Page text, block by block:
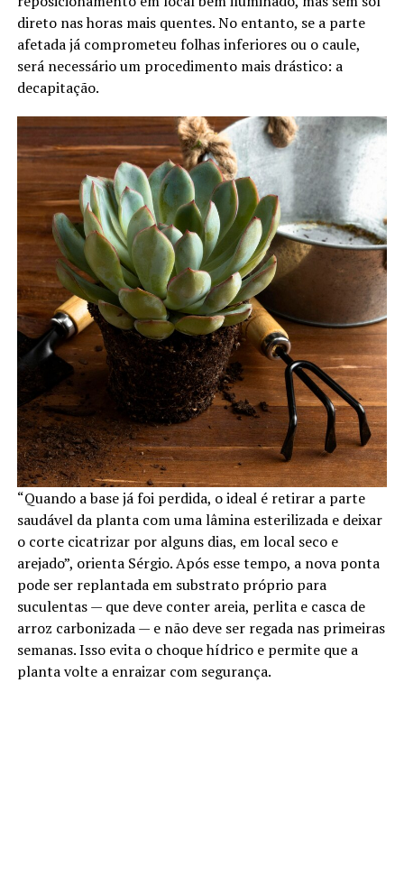
direto nas horas mais quentes. No entanto, se a parte
afetada já comprometeu folhas inferiores ou o caule,
será necessário um procedimento mais drástico: a
decapitação.
“Quando a base já foi perdida, o ideal é retirar a parte
saudável da planta com uma lâmina esterilizada e deixar
o corte cicatrizar por alguns dias, em local seco e
arejado”, orienta Sérgio. Após esse tempo, a nova ponta
pode ser replantada em substrato próprio para
suculentas — que deve conter areia, perlita e casca de
arroz carbonizada — e não deve ser regada nas primeiras
semanas. Isso evita o choque hídrico e permite que a
planta volte a enraizar com segurança.